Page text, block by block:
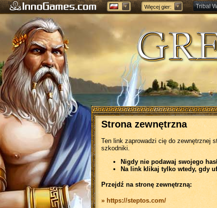
Więcej gier: Tribal
Forge
Strona zewnętrzna
Ten link zaprowadzi cię do zewnętrznej
szkodniki.
Nigdy nie podawaj swojego
Na link klikaj tylko wtedy, gdy
Przejdź na stronę zewnętrzną:
» https://steptos.com/